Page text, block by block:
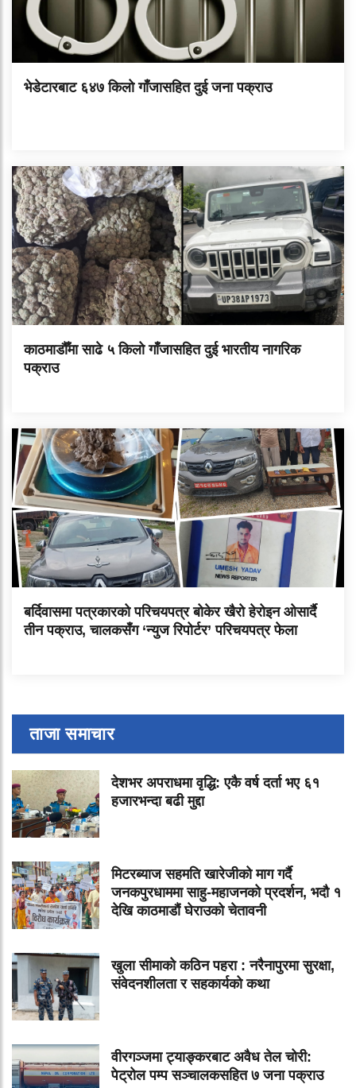
भेडेटारबाट ६४७ किलो गाँजासहित दुई जना पक्राउ
काठमाडौँमा साढे ५ किलो गाँजासहित दुई भारतीय नागरिक
पक्राउ
बर्दिवासमा पत्रकारको परिचयपत्र बोकेर खैरो हेरोइन ओसार्दै
तीन पक्राउ, चालकसँग ‘न्युज रिपोर्टर’ परिचयपत्र फेला
ताजा समाचार
देशभर अपराधमा वृद्धि: एकै वर्ष दर्ता भए ६१
हजारभन्दा बढी मुद्दा
मिटरब्याज सहमति खारेजीको माग गर्दै
जनकपुरधाममा साहु-महाजनको प्रदर्शन, भदौ १
देखि काठमाडौं घेराउको चेतावनी
खुला सीमाको कठिन पहरा : नरैनापुरमा सुरक्षा,
संवेदनशीलता र सहकार्यको कथा
वीरगञ्जमा ट्याङ्करबाट अवैध तेल चोरी:
पेट्रोल पम्प सञ्चालकसहित ७ जना पक्राउ